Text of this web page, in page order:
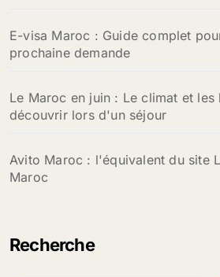
E-visa Maroc : Guide complet
prochaine demande
Le Maroc en juin : Le climat et les
découvrir lors d'un séjour
Avito Maroc : l'équivalent du site
Maroc
Recherche